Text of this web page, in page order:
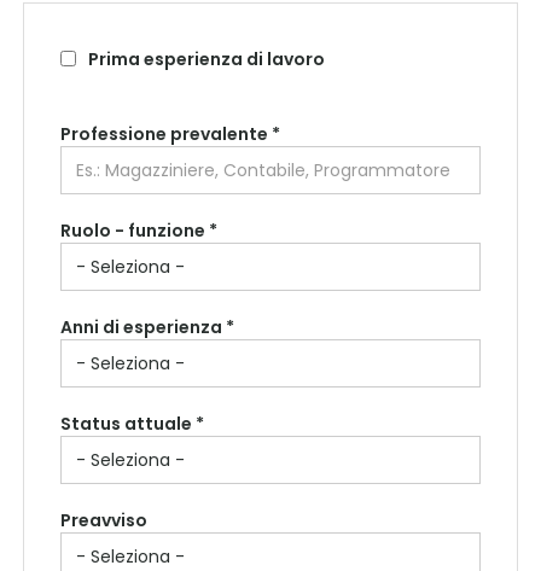
Prima esperienza di lavoro
Professione prevalente *
Ruolo - funzione *
Anni di esperienza *
Status attuale *
Preavviso